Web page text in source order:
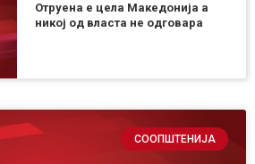
Отруена е цела Македонија а
никој од власта не одговара
СООПШТЕНИЈА